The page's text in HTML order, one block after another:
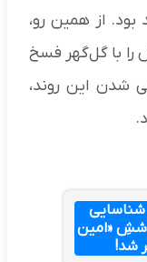
از همین رو،
را با گل‌گهر فسخ
شدن این روند،
شناسایی
«امین
شد!